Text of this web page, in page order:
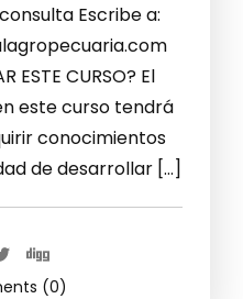
Escribe a:
ESTE CURSO? El
este curso tendrá
conocimientos
de desarrollar […]
(0)